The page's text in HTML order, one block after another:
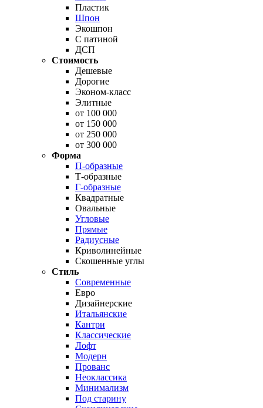
Пластик
Шпон
Экошпон
С патиной
ДСП
Стоимость
Дешевые
Дорогие
Эконом-класс
Элитные
от 100 000
от 150 000
от 250 000
от 300 000
Форма
П-образные
Т-образные
Г-образные
Квадратные
Овальные
Угловые
Прямые
Радиусные
Криволинейные
Скошенные углы
Стиль
Современные
Евро
Дизайнерские
Итальянские
Кантри
Классические
Лофт
Модерн
Прованс
Неоклассика
Минимализм
Под старину